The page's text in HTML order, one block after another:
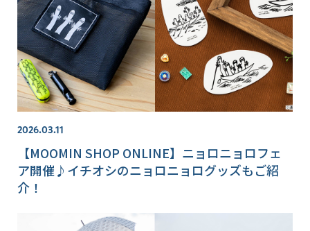
2026.03.11
【MOOMIN SHOP ONLINE】ニョロニョロフェ
ア開催♪イチオシのニョロニョログッズもご紹
介！